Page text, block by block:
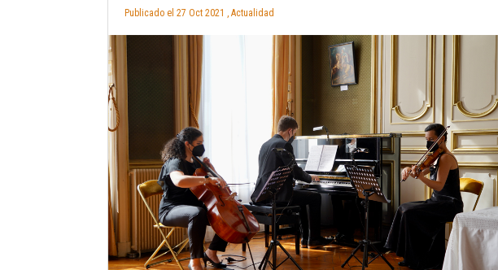
Publicado el 27 Oct 2021 , Actualidad